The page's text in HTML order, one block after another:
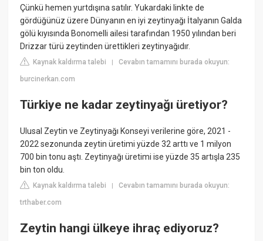
Çünkü hemen yurtdışına satılır. Yukardaki linkte de
gördüğünüz üzere Dünyanın en iyi zeytinyağı İtalyanın Galda
gölü kıyısında Bonomelli ailesi tarafından 1950 yılından beri
Drizzar türü zeytinden ürettikleri zeytinyağıdır.
Kaynak kaldırma talebi |Cevabın tamamını burada okuyun:
burcinerkan.com
Türkiye ne kadar zeytinyağı üretiyor?
Ulusal Zeytin ve Zeytinyağı Konseyi verilerine göre, 2021 -
2022 sezonunda zeytin üretimi yüzde 32 arttı ve 1 milyon
700 bin tonu aştı. Zeytinyağı üretimi ise yüzde 35 artışla 235
bin ton oldu.
Kaynak kaldırma talebi |Cevabın tamamını burada okuyun:
trthaber.com
Zeytin hangi ülkeye ihraç ediyoruz?